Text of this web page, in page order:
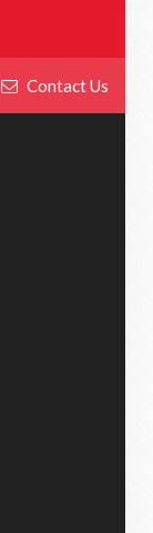
Contact Us